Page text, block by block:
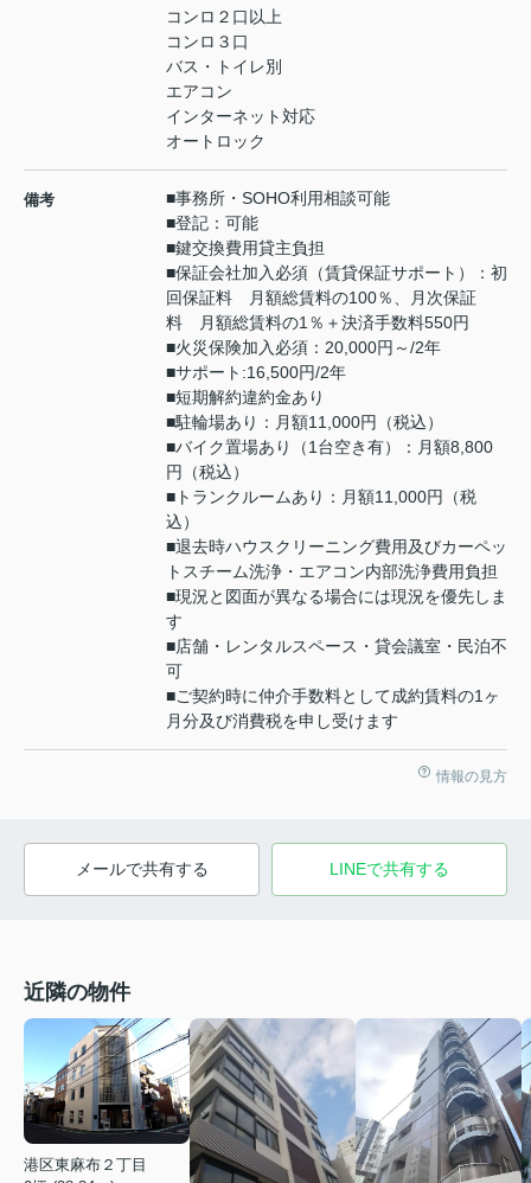
コンロ２口以上
コンロ３口
バス・トイレ別
エアコン
インターネット対応
オートロック
備考
■事務所・SOHO利用相談可能
■登記：可能
■鍵交換費用貸主負担
■保証会社加入必須（賃貸保証サポート）：初
回保証料 月額総賃料の100％、月次保証
料 月額総賃料の1％＋決済手数料550円
■火災保険加入必須：20,000円～/2年
■サポート:16,500円/2年
■短期解約違約金あり
■駐輪場あり：月額11,000円（税込）
■バイク置場あり（1台空き有）：月額8,800
円（税込）
■トランクルームあり：月額11,000円（税
込）
■退去時ハウスクリーニング費用及びカーペッ
トスチーム洗浄・エアコン内部洗浄費用負担
■現況と図面が異なる場合には現況を優先しま
す
■店舗・レンタルスペース・貸会議室・民泊不
可
■ご契約時に仲介手数料として成約賃料の1ヶ
月分及び消費税を申し受けます
情報の見方
メールで共有する LINEで共有する
近隣の物件
港区東麻布２丁目